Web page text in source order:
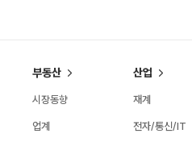
부동산
시장동향
업계
산업
재계
전자/통신/IT